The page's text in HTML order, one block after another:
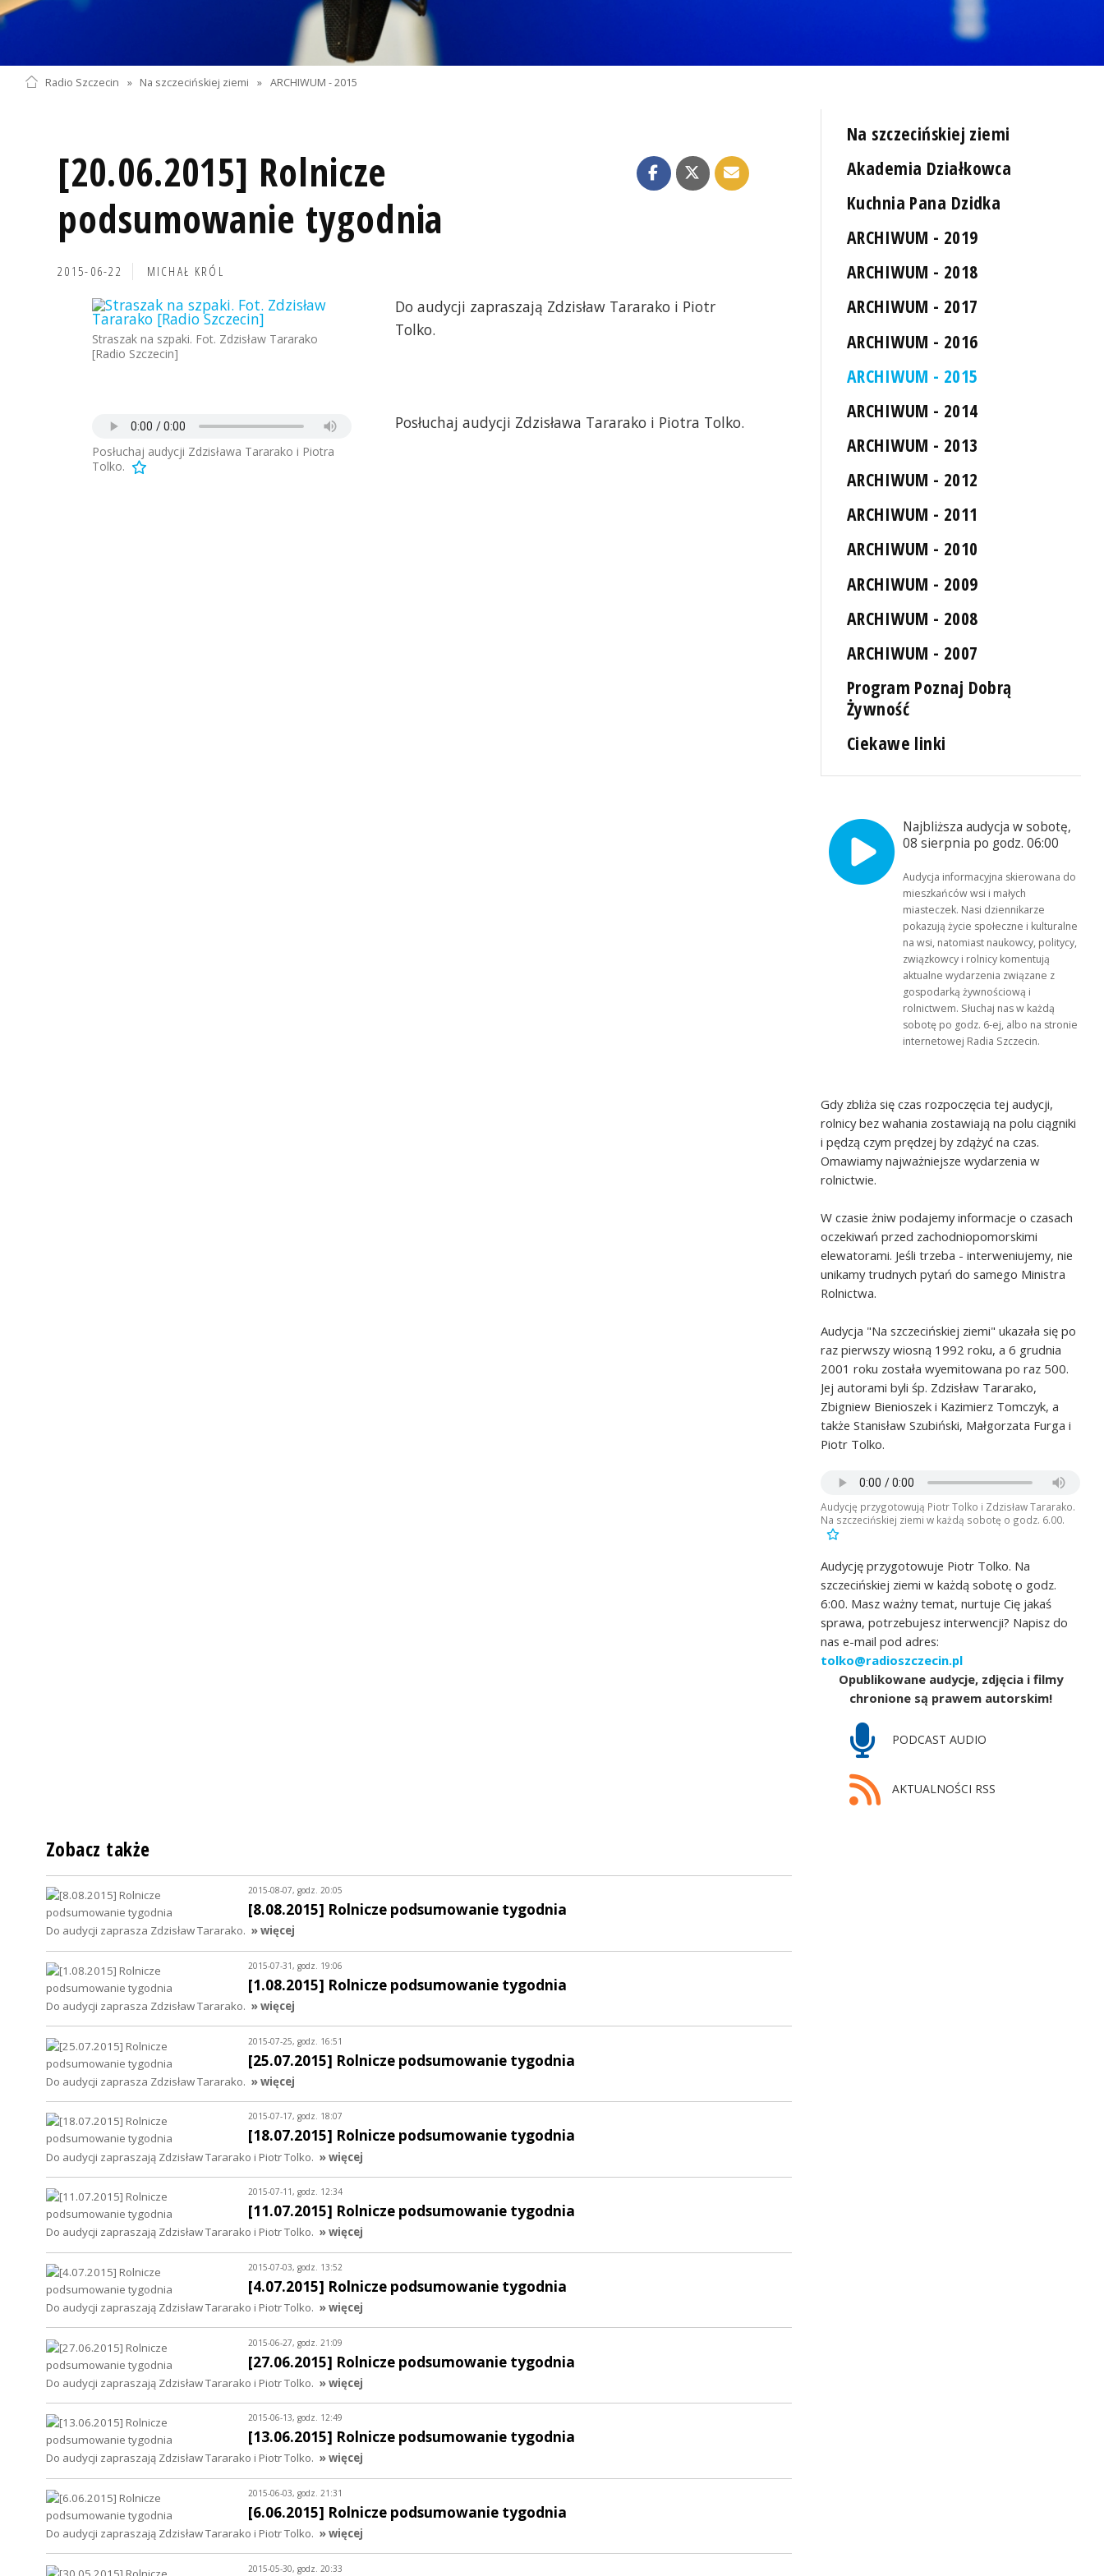
Radio Szczecin » Na szczecińskiej ziemi » ARCHIWUM - 2015
[20.06.2015] Rolnicze
podsumowanie tygodnia
2015-06-22 MICHAŁ KRÓL
Straszak na szpaki. Fot. Zdzisław Tararako
[Radio Szczecin]
Do audycji zapraszają Zdzisław Tararako i Piotr
Tolko.
Posłuchaj audycji Zdzisława Tararako i Piotra
Tolko.
Posłuchaj audycji Zdzisława Tararako i Piotra Tolko.
Na szczecińskiej ziemi
Akademia Działkowca
Kuchnia Pana Dzidka
ARCHIWUM - 2019
ARCHIWUM - 2018
ARCHIWUM - 2017
ARCHIWUM - 2016
ARCHIWUM - 2015
ARCHIWUM - 2014
ARCHIWUM - 2013
ARCHIWUM - 2012
ARCHIWUM - 2011
ARCHIWUM - 2010
ARCHIWUM - 2009
ARCHIWUM - 2008
ARCHIWUM - 2007
Program Poznaj Dobrą
Żywność
Ciekawe linki
Najbliższa audycja w sobotę,
08 sierpnia po godz. 06:00
Audycja informacyjna skierowana do
mieszkańców wsi i małych
miasteczek. Nasi dziennikarze
pokazują życie społeczne i kulturalne
na wsi, natomiast naukowcy, politycy,
związkowcy i rolnicy komentują
aktualne wydarzenia związane z
gospodarką żywnościową i
rolnictwem. Słuchaj nas w każdą
sobotę po godz. 6-ej, albo na stronie
internetowej Radia Szczecin.
Gdy zbliża się czas rozpoczęcia tej audycji,
rolnicy bez wahania zostawiają na polu ciągniki
i pędzą czym prędzej by zdążyć na czas.
Omawiamy najważniejsze wydarzenia w
rolnictwie.
W czasie żniw podajemy informacje o czasach
oczekiwań przed zachodniopomorskimi
elewatorami. Jeśli trzeba - interweniujemy, nie
unikamy trudnych pytań do samego Ministra
Rolnictwa.
Audycja "Na szczecińskiej ziemi" ukazała się po
raz pierwszy wiosną 1992 roku, a 6 grudnia
2001 roku została wyemitowana po raz 500.
Jej autorami byli śp. Zdzisław Tararako,
Zbigniew Bienioszek i Kazimierz Tomczyk, a
także Stanisław Szubiński, Małgorzata Furga i
Piotr Tolko.
Audycję przygotowują Piotr Tolko i Zdzisław Tararako.
Na szczecińskiej ziemi w każdą sobotę o godz. 6.00.
Audycję przygotowuje Piotr Tolko. Na
szczecińskiej ziemi w każdą sobotę o godz.
6:00. Masz ważny temat, nurtuje Cię jakaś
sprawa, potrzebujesz interwencji? Napisz do
nas e-mail pod adres:
tolko@radioszczecin.pl
Opublikowane audycje, zdjęcia i filmy
chronione są prawem autorskim!
PODCAST AUDIO
AKTUALNOŚCI RSS
Zobacz także
2015-08-07, godz. 20:05
[8.08.2015] Rolnicze podsumowanie tygodnia
Do audycji zaprasza Zdzisław Tararako. » więcej
2015-07-31, godz. 19:06
[1.08.2015] Rolnicze podsumowanie tygodnia
Do audycji zaprasza Zdzisław Tararako. » więcej
2015-07-25, godz. 16:51
[25.07.2015] Rolnicze podsumowanie tygodnia
Do audycji zaprasza Zdzisław Tararako. » więcej
2015-07-17, godz. 18:07
[18.07.2015] Rolnicze podsumowanie tygodnia
Do audycji zapraszają Zdzisław Tararako i Piotr Tolko. » więcej
2015-07-11, godz. 12:34
[11.07.2015] Rolnicze podsumowanie tygodnia
Do audycji zapraszają Zdzisław Tararako i Piotr Tolko. » więcej
2015-07-03, godz. 13:52
[4.07.2015] Rolnicze podsumowanie tygodnia
Do audycji zapraszają Zdzisław Tararako i Piotr Tolko. » więcej
2015-06-27, godz. 21:09
[27.06.2015] Rolnicze podsumowanie tygodnia
Do audycji zapraszają Zdzisław Tararako i Piotr Tolko. » więcej
2015-06-13, godz. 12:49
[13.06.2015] Rolnicze podsumowanie tygodnia
Do audycji zapraszają Zdzisław Tararako i Piotr Tolko. » więcej
2015-06-03, godz. 21:31
[6.06.2015] Rolnicze podsumowanie tygodnia
Do audycji zapraszają Zdzisław Tararako i Piotr Tolko. » więcej
2015-05-30, godz. 20:33